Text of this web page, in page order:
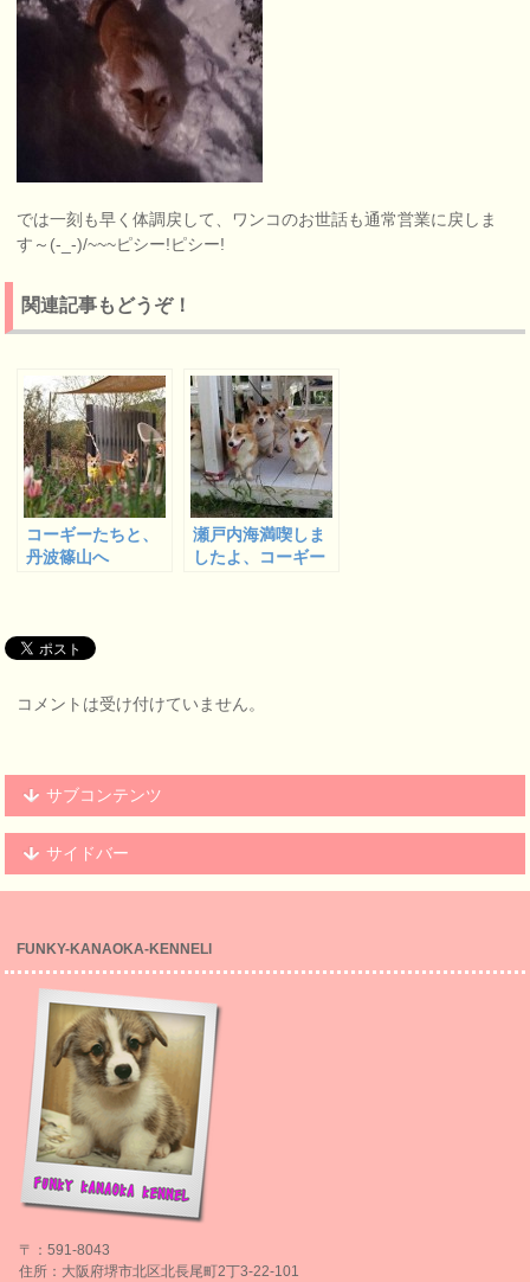
では一刻も早く体調戻して、ワンコのお世話も通常営業に戻しま
す～(-_-)/~~~ピシー!ピシー!
関連記事もどうぞ！
コーギーたちと、
丹波篠山へ
瀬戸内海満喫しま
したよ、コーギー
コメントは受け付けていません。
サブコンテンツ
サイドバー
FUNKY-KANAOKA-KENNELl
〒：591-8043
住所：大阪府堺市北区北長尾町2丁3-22-101